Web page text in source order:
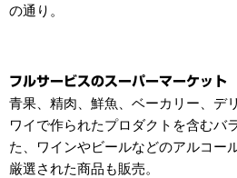
の通り。
フルサービスのスーパーマーケット
青果、精肉、鮮魚、ベーカリー、デ
ワイで作られたプロダクトを含むバ
た、ワインやビールなどのアルコー
厳選された商品も販売。